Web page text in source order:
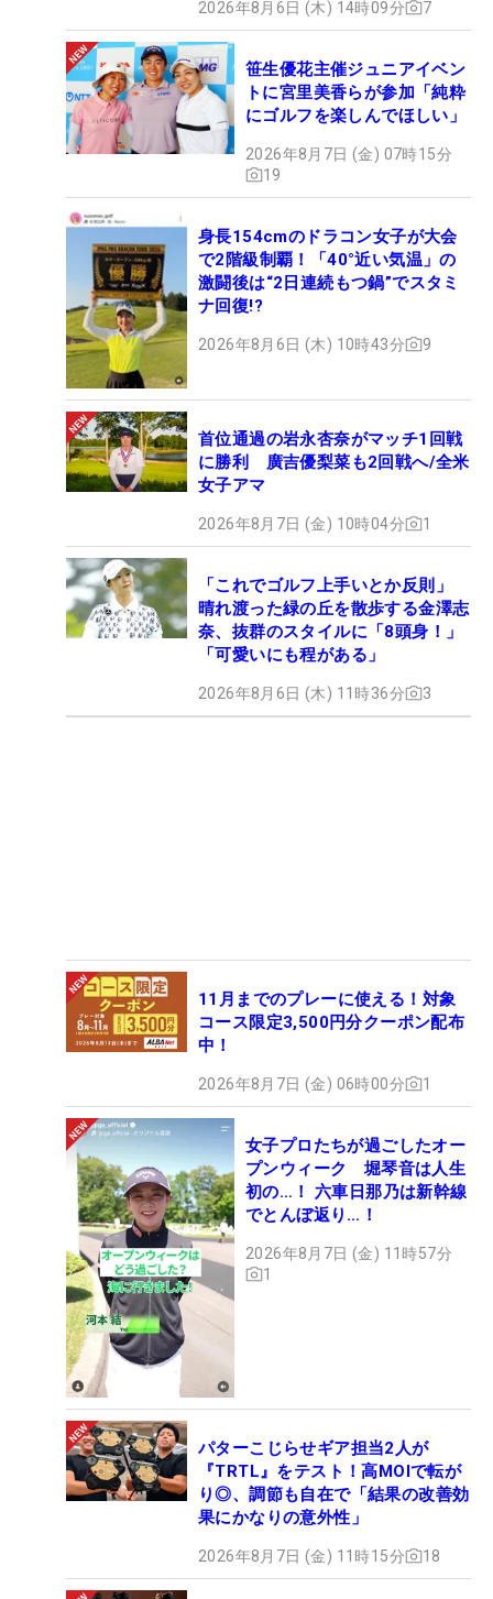
2026年8月6日 (木) 14時09分 7
笹生優花主催ジュニアイベン
トに宮里美香らが参加「純粋
にゴルフを楽しんでほしい」
2026年8月7日 (金) 07時15分
19
身長154cmのドラコン女子が大会
で2階級制覇！「40°近い気温」の
激闘後は“2日連続もつ鍋”でスタミ
ナ回復!?
2026年8月6日 (木) 10時43分 9
首位通過の岩永杏奈がマッチ1回戦
に勝利 廣吉優梨菜も2回戦へ/全米
女子アマ
2026年8月7日 (金) 10時04分 1
「これでゴルフ上手いとか反則」
晴れ渡った緑の丘を散歩する金澤志
奈、抜群のスタイルに「8頭身！」
「可愛いにも程がある」
2026年8月6日 (木) 11時36分 3
11月までのプレーに使える！対象
コース限定3,500円分クーポン配布
中！
2026年8月7日 (金) 06時00分 1
女子プロたちが過ごしたオー
プンウィーク 堀琴音は人生
初の…！ 六車日那乃は新幹線
でとんぼ返り…！
2026年8月7日 (金) 11時57分
1
パターこじらせギア担当2人が
『TRTL』をテスト！高MOIで転が
り◎、調節も自在で「結果の改善効
果にかなりの意外性」
2026年8月7日 (金) 11時15分 18